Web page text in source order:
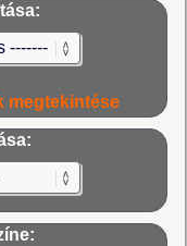
megtekintése